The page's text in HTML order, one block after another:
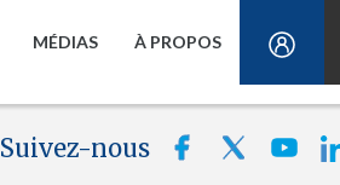
MÉDIAS À PROPOS
Suivez-nous